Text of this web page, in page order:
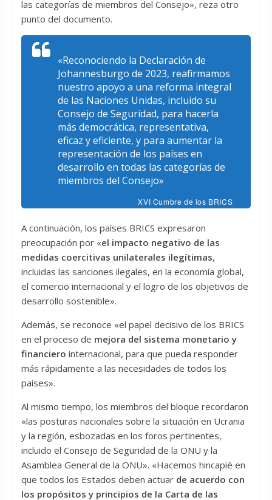
las categorías de miembros del Consejo», reza otro
punto del documento.
«Reconociendo la Declaración de
Johannesburgo de 2023, reafirmamos
nuestro apoyo a una reforma integral
de las Naciones Unidas, incluido su
Consejo de Seguridad, para hacerla
más democrática, representativa,
eficaz y eficiente, y para aumentar la
representación de los países en
desarrollo en todas las categorías de
miembros del Consejo»
XVI Cumbre de los BRICS
A continuación, los países BRICS expresaron
preocupación por «el impacto negativo de las
medidas coercitivas unilaterales ilegítimas,
incluidas las sanciones ilegales, en la economía global,
el comercio internacional y el logro de los objetivos de
desarrollo sostenible».
Además, se reconoce «el papel decisivo de los BRICS
en el proceso de mejora del sistema monetario y
financiero internacional, para que pueda responder
más rápidamente a las necesidades de todos los
países».
Al mismo tiempo, los miembros del bloque recordaron
«las posturas nacionales sobre la situación en Ucrania
y la región, esbozadas en los foros pertinentes,
incluido el Consejo de Seguridad de la ONU y la
Asamblea General de la ONU». «Hacemos hincapié en
que todos los Estados deben actuar de acuerdo con
los propósitos y principios de la Carta de las